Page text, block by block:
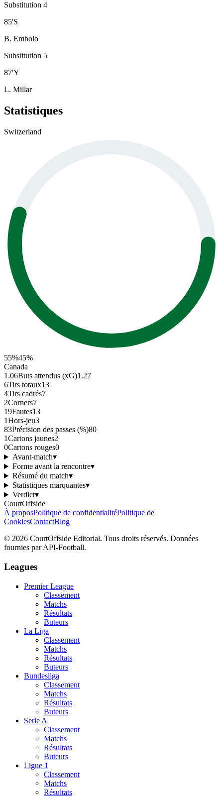
Substitution 4
85'S
B. Embolo
Substitution 5
87'Y
L. Millar
Statistiques
Switzerland
55%45%
Canada
1.06Buts attendus (xG)1.27
6Tirs totaux13
4Tirs cadrés7
2Corners7
19Fautes13
1Hors-jeu3
83Précision des passes (%)80
1Cartons jaunes2
0Cartons rouges0
Avant-match▾
Forme avant la rencontre▾
Résumé du match▾
Statistiques marquantes▾
Verdict▾
CourtOffside
À proposPolitique de confidentialitéPolitique de
CookiesContactBlog
© 2026 CourtOffside Editorial. Tous droits réservés. Données
fournies par API-Football.
Leagues
Premier League
Classement
Matchs
Résultats
Buteurs
La Liga
Classement
Matchs
Résultats
Buteurs
Bundesliga
Classement
Matchs
Résultats
Buteurs
Serie A
Classement
Matchs
Résultats
Buteurs
Ligue 1
Classement
Matchs
Résultats